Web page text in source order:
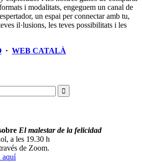
i modalitats, engeguem un canal de
un espai per connectar amb tu,
il·lusions, les teves possibilitats i les
· WEB CATALÀ

El malestar de la felicidad
a les 19.30 h
de Zoom.
aquí